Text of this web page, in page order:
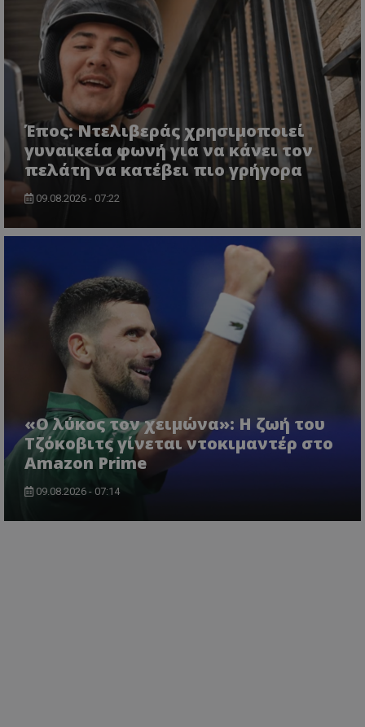
Έπος: Ντελιβεράς χρησιμοποιεί
γυναικεία φωνή για να κάνει τον
πελάτη να κατέβει πιο γρήγορα
09.08.2026 - 07:22
«Ο λύκος τον χειμώνα»: Η ζωή του
Τζόκοβιτς γίνεται ντοκιμαντέρ στο
Amazon Prime
09.08.2026 - 07:14